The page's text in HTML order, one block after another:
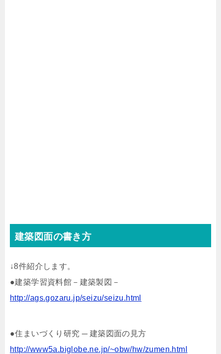
建築図面の書き方
↓8件紹介します。
●建築学習資料館－建築製図－
http://ags.gozaru.jp/seizu/seizu.html
●住まいづくり研究 ─ 建築図面の見方
http://www5a.biglobe.ne.jp/~obw/hw/zumen.html